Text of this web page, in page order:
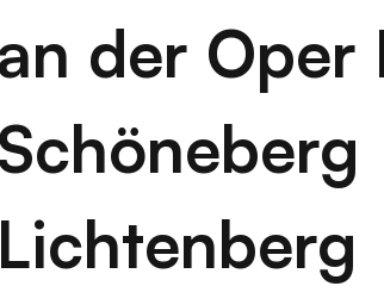
der Oper